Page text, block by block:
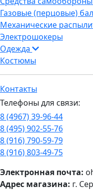
Газовые (перцовые)
Механические
Электрошокеры
Одежда
Костюмы
Контакты
Телефоны для связи:
8 (4967) 39-96-44
8 (495) 902-55-76
8 (916) 790-59-79
8 (916) 803-49-75
Электронная почта:
Адрес магазина: г.